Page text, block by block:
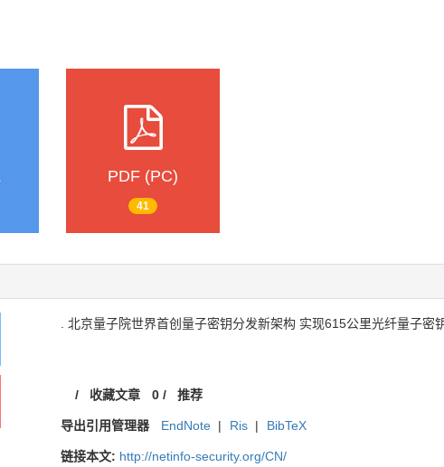
PDF (PC)
41
. 北京量子院世界首创量子密钥分发新架构 实现615公里光纤量子
/ 收藏文章 0/ 推荐
导出引用管理器 EndNote | Ris | BibTeX
链接本文: http://netinfo-security.org/CN/